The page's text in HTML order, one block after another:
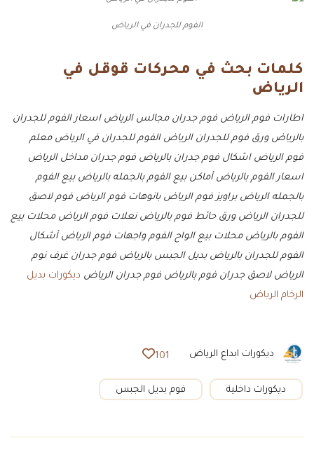
الفوم للجدران في الرياض
كلمات بحث في محركات قوقل في
الرياض
اطارات فوم الرياض فوم جدران مجالس الرياض اسعار الفوم للجدران
بالرياض ورق فوم للجدران الرياض الفوم للجدران في الرياض معلم
فوم الرياض اشكال فوم جدران بالرياض فوم جدران مداخل الرياض
اسعار الفوم بالرياض أماكن بيع الفوم بالجمله بالرياض بيع الفوم
بالجمله الرياض براويز فوم الرياض بانوهات فوم الرياض فوم لاصق
للجدران الرياض ورق حائط فوم بالرياض نعلات فوم الرياض محلات بيع
الفوم بالرياض محلات بيع الواح الفوم واجهات فوم الرياض أشكال
الفوم للجدران بالرياض بديل الجبس بالرياض فوم جدران غرف نوم
الرياض لاصق جدران فوم بالرياض فوم جدران الرياض ديكورات بديل
الرخام الرياض
ديكورات ابداع الرياض 101
ديكورات داخلية فوم بديل الجبس